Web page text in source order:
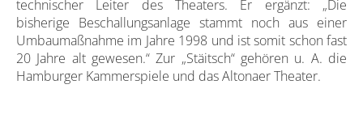
technischer Leiter des Theaters. Er ergänzt: „Die
bisherige Beschallungsanlage stammt noch aus einer
Umbaumaßnahme im Jahre 1998 und ist somit schon fast
20 Jahre alt gewesen.“ Zur „Stäitsch“ gehören u. A. die
Hamburger Kammerspiele und das Altonaer Theater.